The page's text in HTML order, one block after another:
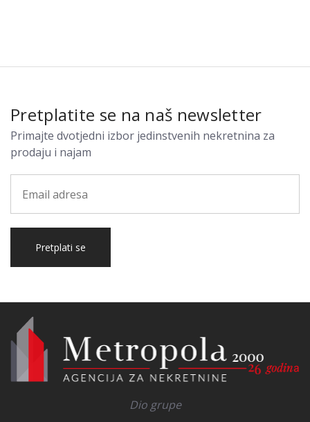
Pretplatite se na naš newsletter
Primajte dvotjedni izbor jedinstvenih nekretnina za
prodaju i najam
Pretplati se
Dio grupe